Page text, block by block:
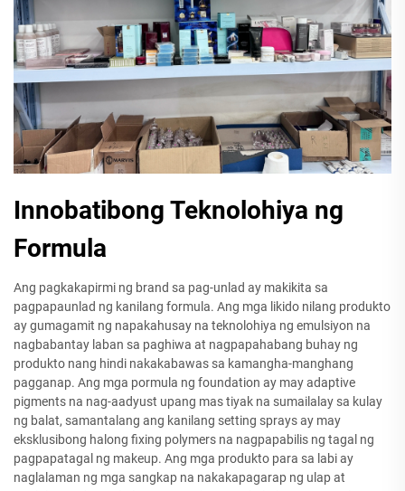
Innobatibong Teknolohiya ng
Formula
Ang pagkakapirmi ng brand sa pag-unlad ay makikita sa
pagpapaunlad ng kanilang formula. Ang mga likido nilang produkto
ay gumagamit ng napakahusay na teknolohiya ng emulsiyon na
nagbabantay laban sa paghiwa at nagpapahabang buhay ng
produkto nang hindi nakakabawas sa kamangha-manghang
pagganap. Ang mga pormula ng foundation ay may adaptive
pigments na nag-aadyust upang mas tiyak na sumailalay sa kulay
ng balat, samantalang ang kanilang setting sprays ay may
eksklusibong halong fixing polymers na nagpapabilis ng tagal ng
pagpapatagal ng makeup. Ang mga produkto para sa labi ay
naglalaman ng mga sangkap na nakakapagarap ng ulap at